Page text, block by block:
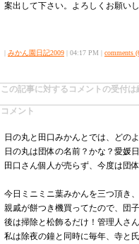
案出して下さい。よろしくお願いし
| みかん園日記2009 | 04:17 PM | comments
この記事に対するコメントの受付は
コメント
日の丸と田口みかんとでは、どの
日の丸は団体の名前？かな？愛媛
田口さん個人が売らず、今度は団
今日ミニミニ葉みかんを三つ頂き
親戚が餅つき機買ってたので、団
後は掃除と松飾るだけ！管理人さ
私は除夜の鐘と同時に毎年、寺と